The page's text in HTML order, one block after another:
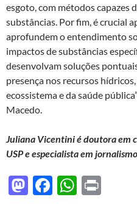
esgoto, com métodos capazes
substâncias. Por fim, é crucial
aprofundem o entendimento
impactos de substâncias
desenvolvam soluções
presença nos recursos
ecossistema e da saúde
Macedo.
Juliana Vicentini é doutora em
USP e especialista em
M F
W